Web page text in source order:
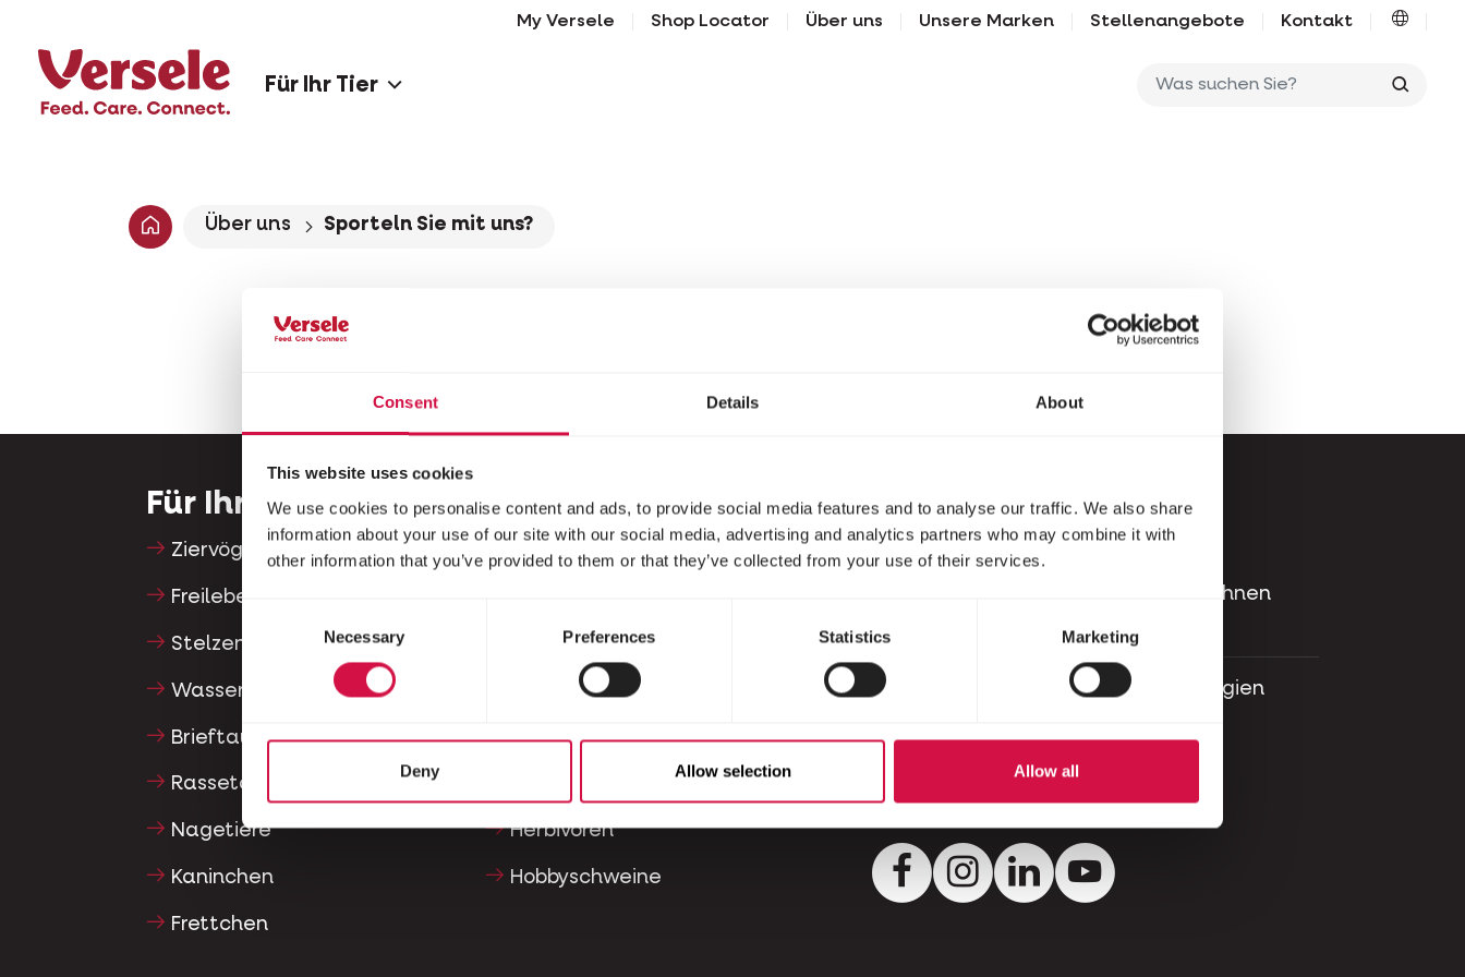
Consent Details About
This website uses cookies
We use cookies to personalise content and ads, to provide social media features and to analyse our traffic. We also share
information about your use of our site with our social media, advertising and analytics partners who may combine it with
other information that you’ve provided to them or that they’ve collected from your use of their services.
Selection
Necessary Preferences Statistics Marketing
Deny Allow selection Allow all
My Versele Shop Locator Über uns Unsere Marken Stellenangebote Kontakt
Für Ihr Tier
Über uns Sporteln Sie mit uns?
Für Ihr Tier
Ziervögel
Freilebende Vögel
Stelzenläufer & Laufvögel
Wasservögel
Brieftauben
Rassetauben
Nagetiere
Kaninchen
Frettchen
Fische
Hunde
Katzen
Hühnervögel
Herbivoren
Hobbyschweine
Kontakt
Eine Frage oder ein Problem? Bitte
kontaktieren Sie uns und wir helfen Ihnen
Kapellestraat 70 - 9800 Deinze - Belgien
FacebookInstagramLinkedInYoutube